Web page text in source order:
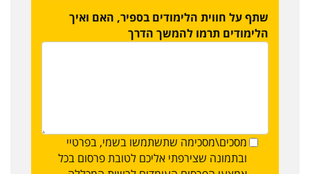
שתף על חווית הלימודים בספיר, האם ואיך
הלימודים תרמו להמשך הדרך
מסכים\מסכימה שתשתמשו בשמי, בפרטיי
ובתמונה שצירפתי אליכם לטובת פרסום בכל